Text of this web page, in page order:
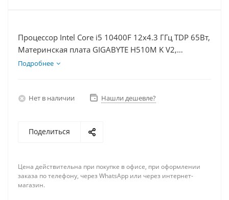
Процессор Intel Core i5 10400F 12x4.3 ГГц TDP 65Вт,
Материнская плата GIGABYTE H510M K V2,
Видеокарта RTX 4060 8Гб, Память DDR4 16Gb,
Подробнее
Нет в наличии Нашли дешевле?
Поделиться
Цена действительна при покупке в офисе, при оформлении
заказа по телефону, через WhatsApp или через интернет-
магазин.